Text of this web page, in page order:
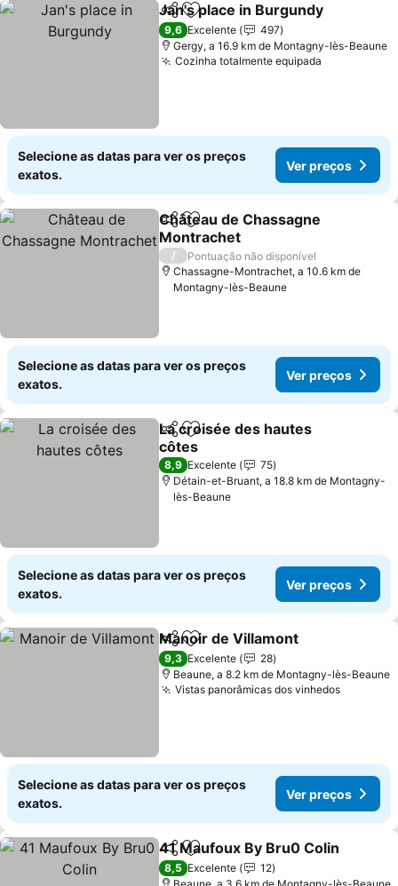
PartilharAdicionar aos favoritos
Jan's place in Burgundy
9,6 Excelente
497
Gergy, a 16.9 km de Montagny-lès-Beaune
Cozinha totalmente equipada
Selecione as datas para ver os preços
exatos.
Ver preços
PartilharAdicionar aos favoritos
Château de Chassagne
Montrachet
Ver preços
/
Pontuação não disponível
Chassagne-Montrachet, a 10.6 km de
Montagny-lès-Beaune
Selecione as datas para ver os preços
exatos.
Ver preços
PartilharAdicionar aos favoritos
La croisée des hautes
côtes
Ver preços
8,9 Excelente
75
Détain-et-Bruant, a 18.8 km de Montagny-
lès-Beaune
Selecione as datas para ver os preços
exatos.
Ver preços
PartilharAdicionar aos favoritos
Manoir de Villamont
9,3 Excelente
28
Beaune, a 8.2 km de Montagny-lès-Beaune
Vistas panorâmicas dos vinhedosVer
Selecione as datas para ver os preços
exatos.
Ver preços
PartilharAdicionar aos favoritos
41 Maufoux By Bru0 Colin
8,5 Excelente
12